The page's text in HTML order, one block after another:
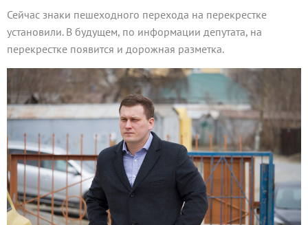
Сейчас знаки пешеходного перехода на перекрестке
установили. В будущем, по информации депутата, на
перекрестке появится и дорожная разметка.